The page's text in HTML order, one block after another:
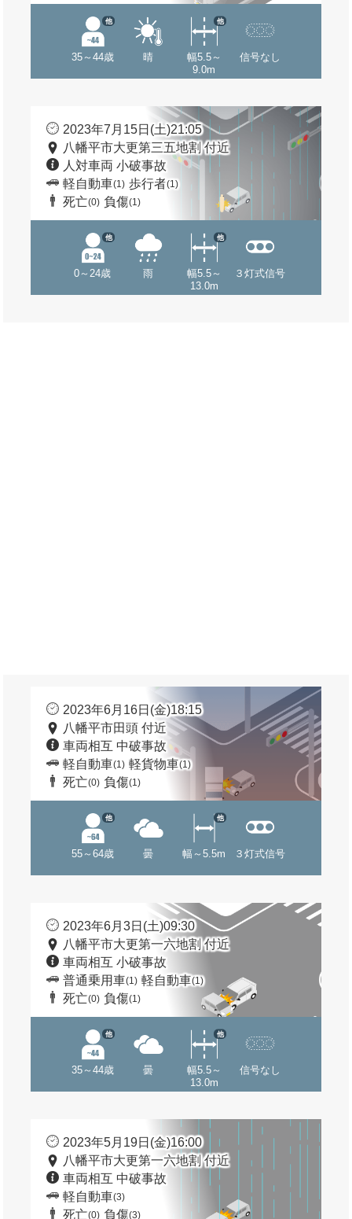
35～44歳
他
晴
幅5.5～
9.0m
他
信号なし
2023年7月15日(土)21:05
八幡平市大更第三五地割 付近
人対車両 小破事故
軽自動車(1) 歩行者(1)
死亡(0) 負傷(1)
0～24歳
他
雨
幅5.5～
13.0m
他
３灯式信号
2023年6月16日(金)18:15
八幡平市田頭 付近
車両相互 中破事故
軽自動車(1) 軽貨物車(1)
死亡(0) 負傷(1)
55～64歳
他
曇 幅～5.5m
他
３灯式信号
2023年6月3日(土)09:30
八幡平市大更第一六地割 付近
車両相互 小破事故
普通乗用車(1) 軽自動車(1)
死亡(0) 負傷(1)
35～44歳
他
曇
幅5.5～
13.0m
他
信号なし
2023年5月19日(金)16:00
八幡平市大更第一六地割 付近
車両相互 中破事故
軽自動車(3)
死亡(0) 負傷(3)